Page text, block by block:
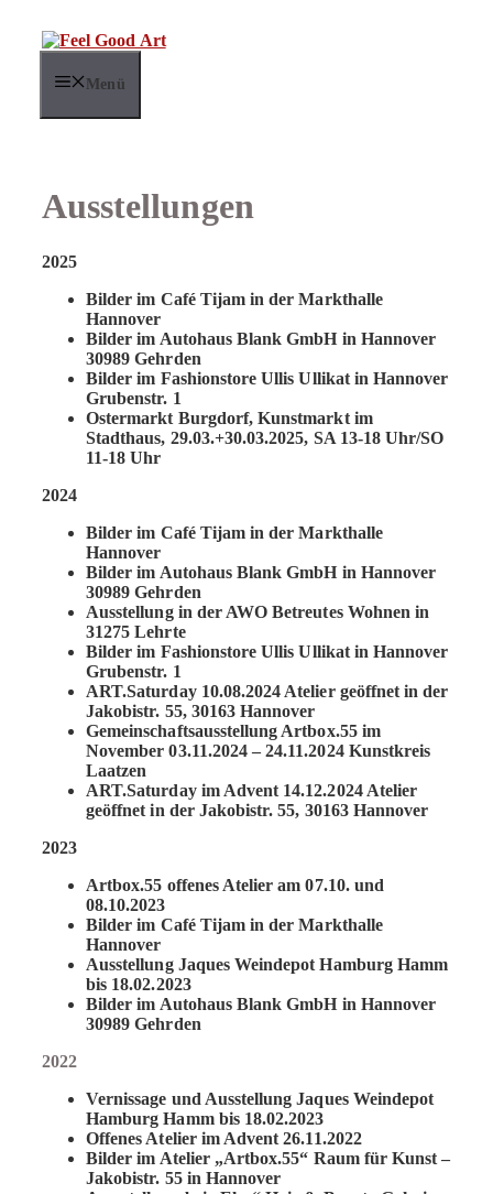
Inhalt
springen
Menü
Ausstellungen
2025
Bilder im Café Tijam in der Markthalle
Hannover
Bilder im Autohaus Blank GmbH in Hannover
30989 Gehrden
Bilder im Fashionstore Ullis Ullikat in Hannover
Grubenstr. 1
Ostermarkt Burgdorf, Kunstmarkt im
Stadthaus, 29.03.+30.03.2025, SA 13-18 Uhr/SO
11-18 Uhr
2024
Bilder im Café Tijam in der Markthalle
Hannover
Bilder im Autohaus Blank GmbH in Hannover
30989 Gehrden
Ausstellung in der AWO Betreutes Wohnen in
31275 Lehrte
Bilder im Fashionstore Ullis Ullikat in Hannover
Grubenstr. 1
ART.Saturday 10.08.2024 Atelier geöffnet in der
Jakobistr. 55, 30163 Hannover
Gemeinschaftsausstellung Artbox.55 im
November 03.11.2024 – 24.11.2024 Kunstkreis
Laatzen
ART.Saturday im Advent 14.12.2024 Atelier
geöffnet in der Jakobistr. 55, 30163 Hannover
2023
Artbox.55 offenes Atelier am 07.10. und
08.10.2023
Bilder im Café Tijam in der Markthalle
Hannover
Ausstellung Jaques Weindepot Hamburg Hamm
bis 18.02.2023
Bilder im Autohaus Blank GmbH in Hannover
30989 Gehrden
2022
Vernissage und Ausstellung Jaques Weindepot
Hamburg Hamm bis 18.02.2023
Offenes Atelier im Advent 26.11.2022
Bilder im Atelier „Artbox.55“ Raum für Kunst –
Jakobistr. 55 in Hannover